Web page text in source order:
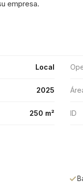
empresa.
Local
2025
250 m² ID